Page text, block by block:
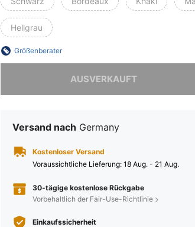
Hellgrau
Größenberater
AUSVERKAUFT
Versand nach Germany
Kostenloser Versand
Voraussichtliche Lieferung: 18 Aug. - 21 Aug.
30-tägige kostenlose Rückgabe
Vorbehaltlich der Fair-Use-Richtlinie
Einkaufssicherheit